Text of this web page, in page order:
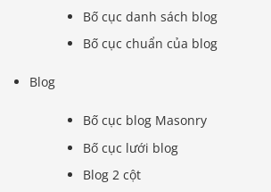
Bố cục danh sách blog
Bố cục chuẩn của blog
Blog
Bố cục blog Masonry
Bố cục lưới blog
Blog 2 cột